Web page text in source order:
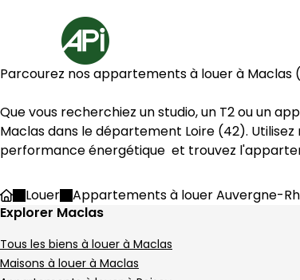
Accueil
Parcourez nos appartements à louer à Maclas (
Maclas dans le département Loire (42).
performance énergétique  et trouvez
AccueilLouer Appartements à louer Auvergne-
Explorer Maclas
Tous les biens à louer à Maclas
Maisons à louer à Maclas